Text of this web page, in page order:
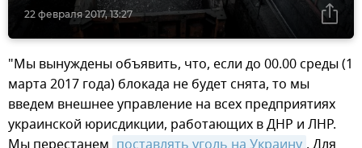
22 февраля 2017, 13:27
"Мы вынуждены объявить, что, если до 00.00 среды (1
марта 2017 года) блокада не будет снята, то мы
введем внешнее управление на всех предприятиях
украинской юрисдикции, работающих в ДНР и ЛНР.